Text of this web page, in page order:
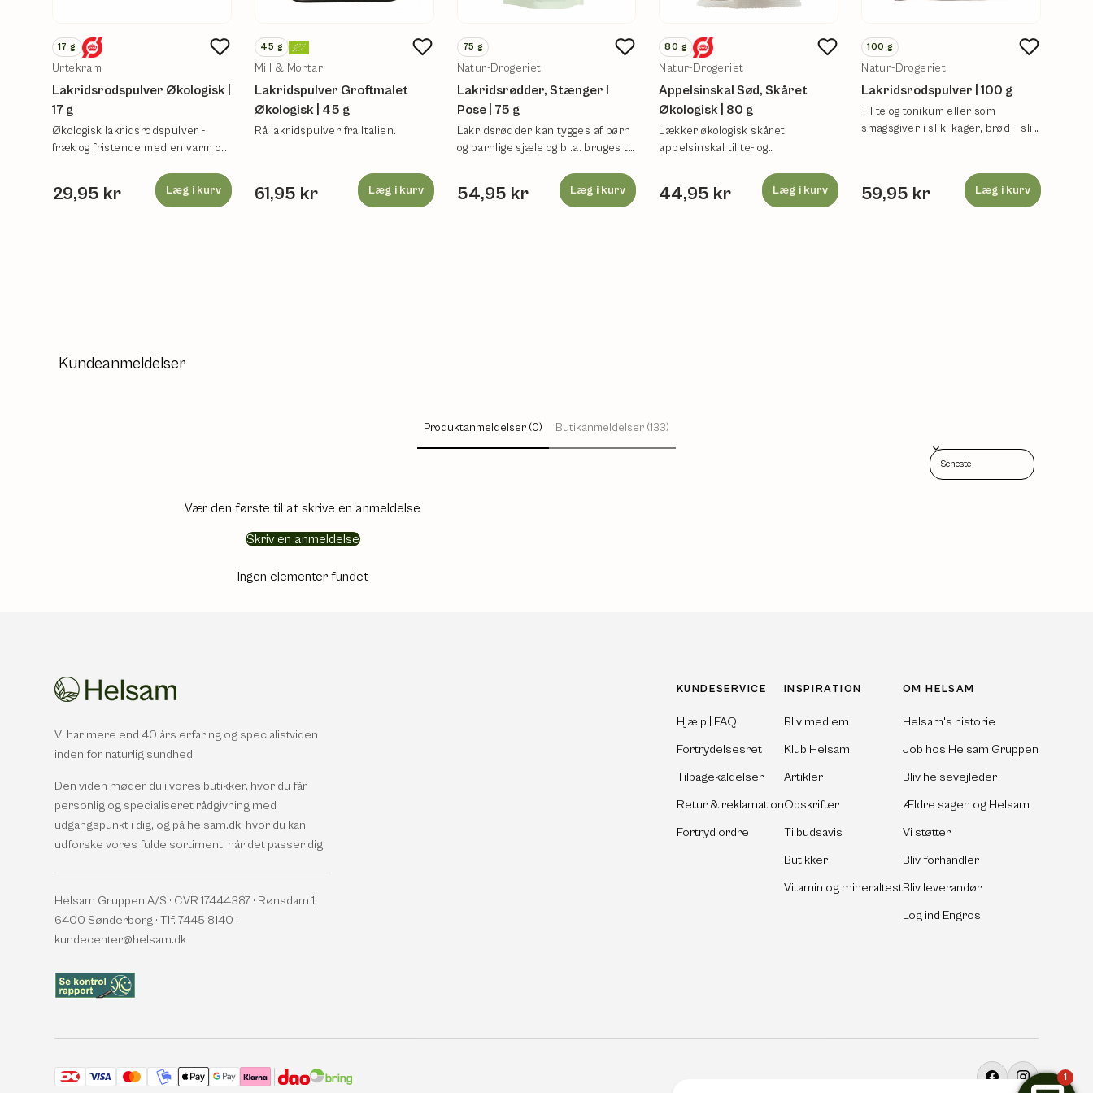
17 g
Urtekram
Lakridsrodspulver Økologisk |
17 g
Økologisk lakridsrodspulver -
fræk og fristende med en varm og
29,95 kr Læg i kurv
45 g
Mill & Mortar
Lakridspulver Groftmalet
Økologisk | 45 g
Rå lakridspulver fra Italien.
61,95 kr Læg i kurv
75 g
Natur-Drogeriet
Lakridsrødder, Stænger I
Pose | 75 g
Lakridsrødder kan tygges af børn
og barnlige sjæle og bl.a. bruges til
54,95 kr Læg i kurv
80 g
Natur-Drogeriet
Appelsinskal Sød, Skåret
Økologisk | 80 g
Lækker økologisk skåret
appelsinskal til te- og
44,95 kr Læg i kurv
100 g
Natur-Drogeriet
Lakridsrodspulver | 100 g
Til te og tonikum eller som
smagsgiver i slik, kager, brød – slip
59,95 kr Læg i kurv
Kundeanmeldelser
Produktanmeldelser (0) Butikanmeldelser (133)
Sort reviews by
Vær den første til at skrive en anmeldelse
Skriv en anmeldelse
Ingen elementer fundet
Vi har mere end 40 års erfaring og specialistviden
inden for naturlig sundhed.
Den viden møder du i vores butikker, hvor du får
personlig og specialiseret rådgivning med
udgangspunkt i dig, og på helsam.dk, hvor du kan
udforske vores fulde sortiment, når det passer dig.
Helsam Gruppen A/S · CVR 17444387 · Rønsdam 1,
6400 Sønderborg · Tlf. 7445 8140 ·
kundecenter@helsam.dk
KUNDESERVICE
Hjælp | FAQ
Fortrydelsesret
Tilbagekaldelser
Retur & reklamation
Fortryd ordre
INSPIRATION
Bliv medlem
Klub Helsam
Artikler
Opskrifter
Tilbudsavis
Butikker
Vitamin og mineraltest
OM HELSAM
Helsam's historie
Job hos Helsam Gruppen
Bliv helsevejleder
Ældre sagen og Helsam
Vi støtter
Bliv forhandler
Bliv leverandør
Log ind Engros
Accepterede betalingsmetoder FacebookInstagram
1